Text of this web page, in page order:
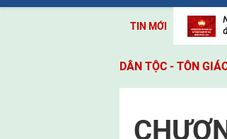
TIN MỚI
Bài viết của Tổng Bí thư Tô Lâm: TIẾN
viện
DÂN TỘC - TÔN